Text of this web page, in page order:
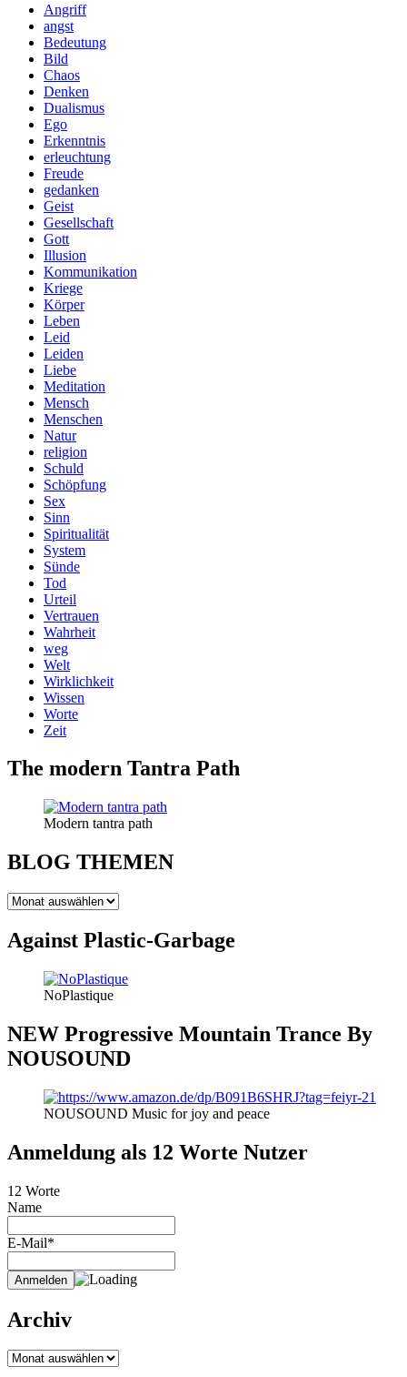
Angriff
angst
Bedeutung
Bild
Chaos
Denken
Dualismus
Ego
Erkenntnis
erleuchtung
Freude
gedanken
Geist
Gesellschaft
Gott
Illusion
Kommunikation
Kriege
Körper
Leben
Leid
Leiden
Liebe
Meditation
Mensch
Menschen
Natur
religion
Schuld
Schöpfung
Sex
Sinn
Spiritualität
System
Sünde
Tod
Urteil
Vertrauen
Wahrheit
weg
Welt
Wirklichkeit
Wissen
Worte
Zeit
The modern Tantra Path
Modern tantra path
BLOG THEMEN
BLOG
Against Plastic-Garbage
NoPlastique
NEW Progressive Mountain Trance By
NOUSOUND
NOUSOUND Music for joy and peace
Anmeldung als 12 Worte Nutzer
12 Worte
Name
E-Mail*
Archiv
Archiv